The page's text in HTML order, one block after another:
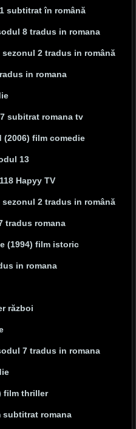
subtitrat în română
8 tradus in romana
2 tradus in română
in romana
subitrat romana tv
(2006) film comedie
13
Hapyy TV
2 tradus in română
tradus romana
(1994) film istoric
in romana
război
7 tradus in romana
film thriller
subtitrat romana